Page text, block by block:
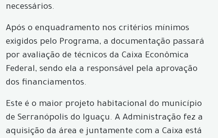
necessários.
Após o enquadramento nos critérios mínimos
exigidos pelo Programa, a documentação passará
por avaliação de técnicos da Caixa Econômica
Federal, sendo ela a responsável pela aprovação
dos financiamentos.
Este é o maior projeto habitacional do município
de Serranópolis do Iguaçu. A Administração fez a
aquisição da área e juntamente com a Caixa está